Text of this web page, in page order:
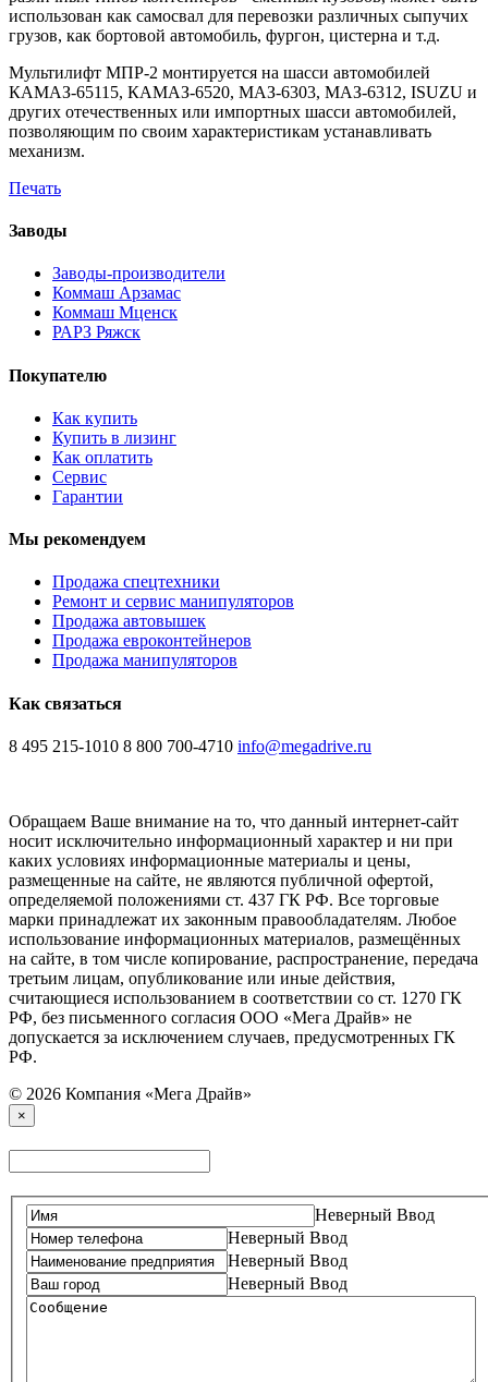
использован как самосвал для перевозки различных сыпучих
грузов, как бортовой автомобиль, фургон, цистерна и т.д.
Мультилифт МПР-2 монтируется на шасси автомобилей
КАМАЗ-65115, КАМАЗ-6520, МАЗ-6303, МАЗ-6312, ISUZU и
других отечественных или импортных шасси автомобилей,
позволяющим по своим характеристикам устанавливать
механизм.
Печать
Заводы
Заводы-производители
Коммаш Арзамас
Коммаш Мценск
РАРЗ Ряжск
Покупателю
Как купить
Купить в лизинг
Как оплатить
Сервис
Гарантии
Мы рекомендуем
Продажа спецтехники
Ремонт и сервис манипуляторов
Продажа автовышек
Продажа евроконтейнеров
Продажа манипуляторов
Как связаться
8 495 215-1010 8 800 700-4710 info@megadrive.ru
Обращаем Ваше внимание на то, что данный интернет-сайт
носит исключительно информационный характер и ни при
каких условиях информационные материалы и цены,
размещенные на сайте, не являются публичной офертой,
определяемой положениями ст. 437 ГК РФ. Все торговые
марки принадлежат их законным правообладателям. Любое
использование информационных материалов, размещённых
на сайте, в том числе копирование, распространение, передача
третьим лицам, опубликование или иные действия,
считающиеся использованием в соответствии со ст. 1270 ГК
РФ, без письменного согласия ООО «Мега Драйв» не
допускается за исключением случаев, предусмотренных ГК
РФ.
© 2026 Компания «Мега Драйв»
×
Неверный Ввод
Неверный Ввод
Неверный Ввод
Неверный Ввод